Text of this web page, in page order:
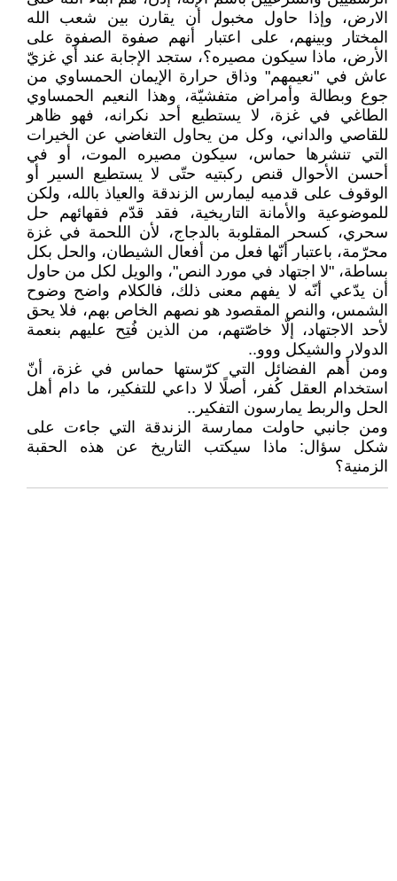
الارض، وإذا حاول مخبول أن يقارن بين شعب الله
المختار وبينهم، على اعتبار أنهم صفوة الصفوة على
الأرض، ماذا سيكون مصيره؟، ستجد الإجابة عند أي غزيّ
عاش في "نعيمهم" وذاق حرارة الإيمان الحمساوي من
جوع وبطالة وأمراض متفشيّة، وهذا النعيم الحمساوي
الطاغي في غزة، لا يستطيع أحد نكرانه، فهو ظاهر
للقاصي والداني، وكل من يحاول التغاضي عن الخيرات
التي تنشرها حماس، سيكون مصيره الموت، أو في
أحسن الأحوال قنص ركبتيه حتّى لا يستطيع السير أو
الوقوف على قدميه ليمارس الزندقة والعياذ بالله، ولكن
للموضوعية والأمانة التاريخية، فقد قدّم فقهائهم حل
سحري، كسحر المقلوبة بالدجاج، لأن اللحمة في غزة
محرّمة، باعتبار أنّها فعل من أفعال الشيطان، والحل بكل
بساطة، "لا اجتهاد في مورد النص"، والويل لكل من حاول
أن يدّعي أنّه لا يفهم معنى ذلك، فالكلام واضح وضوح
الشمس، والنص المقصود هو نصهم الخاص بهم، فلا يحق
لأحد الاجتهاد، إلّا خاصّتهم، من الذين فُتِح عليهم بنعمة
الدولار والشيكل ووو..
ومن أهم الفضائل التي كرّستها حماس في غزة، أنّ
استخدام العقل كُفر، أصلًا لا داعي للتفكير، ما دام أهل
الحل والربط يمارسون التفكير..
ومن جانبي حاولت ممارسة الزندقة التي جاءت على
شكل سؤال: ماذا سيكتب التاريخ عن هذه الحقبة
الزمنية؟